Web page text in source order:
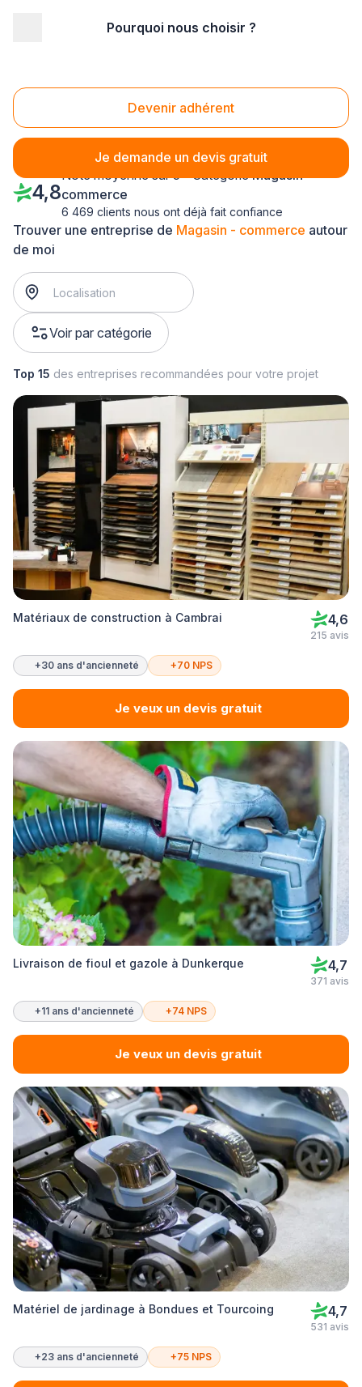
Pourquoi nous choisir ?
Devenir adhérent
Je demande un devis gratuit
Magasin - commerce Nord Pas-de-Calais
Trouver une entreprise de Magasin - commerce autour
de moi
Voir par catégorie
4,8
Note moyenne sur 5 - CatégorieMagasin -
commerce
6 469 clients nous ont déjà fait confiance
Top 15 des entreprises recommandées pour votre projet
Matériaux de construction à Cambrai 4,6
215 avis
+30 ans d'ancienneté +70 NPS
Je veux un devis gratuit
Livraison de fioul et gazole à Dunkerque 4,7
371 avis
+11 ans d'ancienneté +74 NPS
Je veux un devis gratuit
Matériel de jardinage à Bondues et Tourcoing 4,7
531 avis
+23 ans d'ancienneté +75 NPS